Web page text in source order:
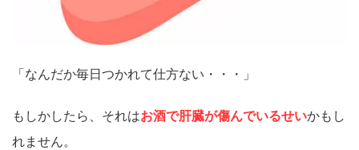
「なんだか毎日つかれて仕方ない・・・」
もしかしたら、それはお酒で肝臓が傷んでいるせいかもし
れません。